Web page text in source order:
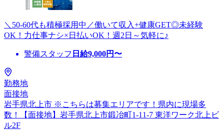
＼50-60代も積極採用中／働いて収入+健康GET◎未経験
OK！力仕事ナシ×日払いOK！週2日～気軽に♪
警備スタッフ 日給9,000円〜
勤務地
面接地
岩手県北上市 ※こちらは募集エリアです！県内に現場多
数！【面接地】岩手県北上市鍛冶町1-11-7 東洋ワーク北上ビ
ル2F